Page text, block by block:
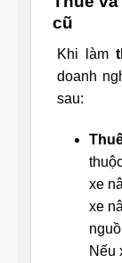
cũ
Khi làm
doanh
sau:
xe
xe
Nếu